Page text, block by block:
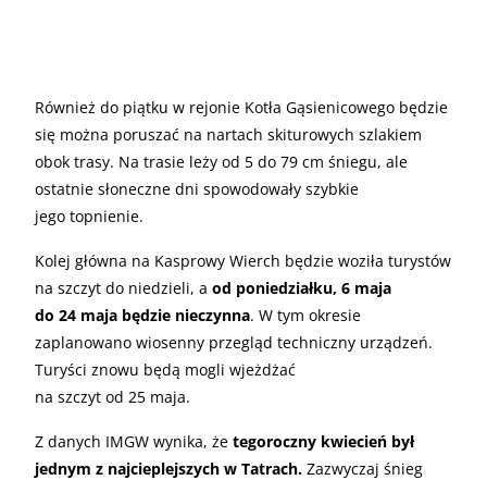
Również do piątku w rejonie Kotła Gąsienicowego będzie
się można poruszać na nartach skiturowych szlakiem
obok trasy. Na trasie leży od 5 do 79 cm śniegu, ale
ostatnie słoneczne dni spowodowały szybkie
jego topnienie.
Kolej główna na Kasprowy Wierch będzie woziła turystów
na szczyt do niedzieli, a od poniedziałku, 6 maja
do 24 maja będzie nieczynna. W tym okresie
zaplanowano wiosenny przegląd techniczny urządzeń.
Turyści znowu będą mogli wjeżdżać
na szczyt od 25 maja.
Z danych IMGW wynika, że tegoroczny kwiecień był
jednym z najcieplejszych w Tatrach. Zazwyczaj śnieg